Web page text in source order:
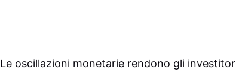
Le oscillazioni monetarie rendono gli